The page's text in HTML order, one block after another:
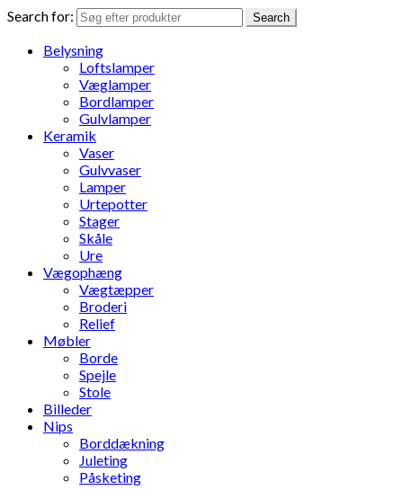
Search for: Search
Belysning
Loftslamper
Væglamper
Bordlamper
Gulvlamper
Keramik
Vaser
Gulvvaser
Lamper
Urtepotter
Stager
Skåle
Ure
Vægophæng
Vægtæpper
Broderi
Relief
Møbler
Borde
Spejle
Stole
Billeder
Nips
Borddækning
Juleting
Påsketing